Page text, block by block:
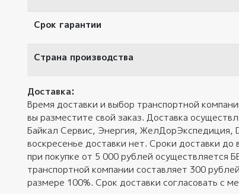
Срок гарантии
Страна производства
Доставка:
Время доставки и выбор транспортной
вы разместите свой заказ. Доставка
Байкал Сервис, Энергия, ЖелДорЭкспедиция,
воскресенье доставки нет. Сроки доставки
при покупке от 5 000 рублей
транспортной компании составляет 300
размере 100%. Срок доставки согласовать с